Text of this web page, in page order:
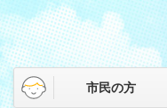
市民の方